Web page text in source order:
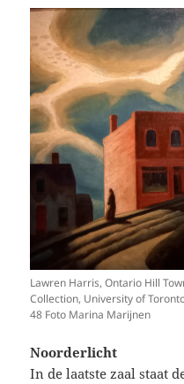
Lawren Harris, Ontario Hill
Collection, University of
48 Foto Marina Marijnen
Noorderlicht
In de laatste zaal staat